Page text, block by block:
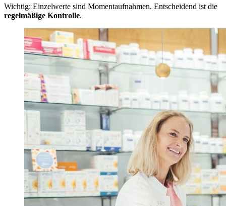
Wichtig: Einzelwerte sind Momentaufnahmen. Entscheidend ist die
regelmäßige Kontrolle.